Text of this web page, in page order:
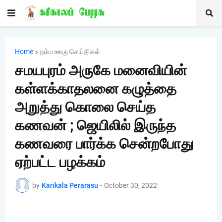
Home நம்ம ஊரு செய்திகள்
சமயபுரம் அருகே மனைவியின்
கள்ளக்காதலனை கழுத்தை
அறுத்து கொலை செய்த
கணவன் ; ஜெயிலில் இருந்த
கணவரை பார்க்க சென்றபோது
ஏற்பட்ட பழக்கம்
by Karikala Perarasu - October 30, 2022